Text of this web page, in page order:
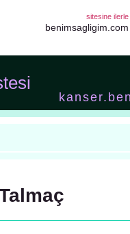
benimsagligim.com
sitesine ilerle